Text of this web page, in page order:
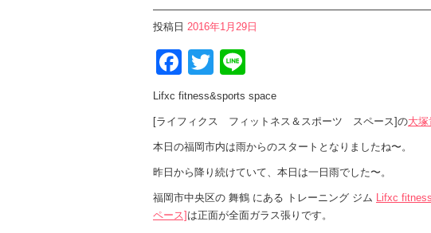
投稿日 2016年1月29日
Facebook
Twitter
Lifxc fitness&sports space
[ライフィクス フィットネス＆スポーツ スペース]の大塚
本日の福岡市内は雨からのスタートとなりましたね〜。
昨日から降り続けていて、本日は一日雨でした〜。
福岡市中央区の 舞鶴 にある トレーニング ジム Lifxc
ペース]は正面が全面ガラス張りです。